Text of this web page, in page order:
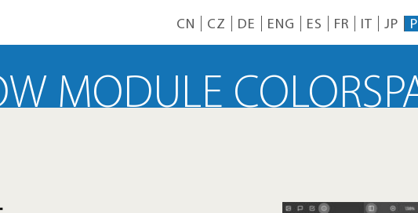
CN CZ DE ENG ES FR IT JP
MODULE